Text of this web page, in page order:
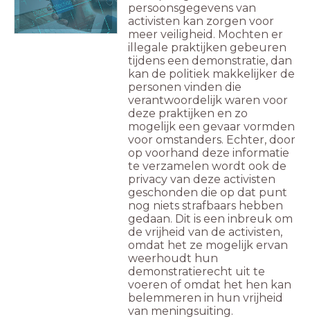
persoonsgegevens van
activisten kan zorgen voor
meer veiligheid. Mochten er
illegale praktijken gebeuren
tijdens een demonstratie, dan
kan de politiek makkelijker de
personen vinden die
verantwoordelijk waren voor
deze praktijken en zo
mogelijk een gevaar vormden
voor omstanders. Echter, door
op voorhand deze informatie
te verzamelen wordt ook de
privacy van deze activisten
geschonden die op dat punt
nog niets strafbaars hebben
gedaan. Dit is een inbreuk om
de vrijheid van de activisten,
omdat het ze mogelijk ervan
weerhoudt hun
demonstratierecht uit te
voeren of omdat het hen kan
belemmeren in hun vrijheid
van meningsuiting.